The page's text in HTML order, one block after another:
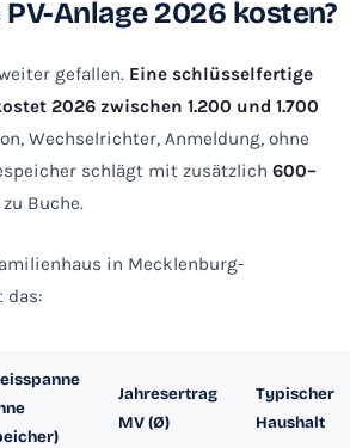
Anlage 2026 kosten?
gefallen. Eine schlüsselfertige
2026 zwischen 1.200 und 1.700
Wechselrichter, Anmeldung, ohne
schlägt mit zusätzlich 600–
Buche.
in Mecklenburg-
das:
Jahresertrag
MV (Ø)
Typischer
Haushalt